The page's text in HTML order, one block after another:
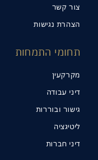
צור קשר
הצהרת נגישות
תחומי התמחות
מקרקעין
דיני עבודה
גישור ובוררות
ליטיגציה
דיני חברות